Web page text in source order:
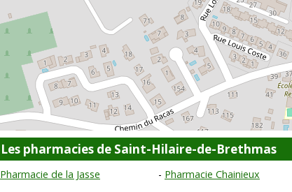
Les pharmacies de Saint-Hilaire-de-Brethmas
Pharmacie de la Jasse Pharmacie Chainieux